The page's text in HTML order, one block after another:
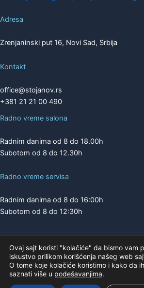
Adresa
Zrenjaninski put 16, Novi Sad, Srbija
Kontakt
office@stojanov.rs
+381 21 21 00 490
Radno vreme salona
Radnim danima od 8 do 18.00h
Subotom od 8 do 12.30h
Radno vreme servisa
Radnim danima od 8 do 16:00h
Subotom od 8 do 12:30h
Copyright © 2026 | A.K.
Pogledajte našu
Ovaj sajt koristi "kolačiće" da bismo vam
iskustvo prilikom korišćenja našeg web
O tome koje kolačiće koristimo i kako da
saznati više u podešavanjima.